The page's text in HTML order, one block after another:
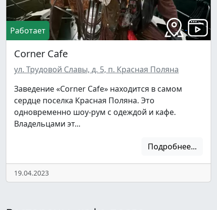
Работает
Corner Cafe
ул. Трудовой Славы, д. 5, п. Красная Поляна
Заведение «Corner Cafe» находится в самом
сердце поселка Красная Поляна. Это
одновременно шоу-рум с одеждой и кафе.
Владельцами эт...
Подробнее...
19.04.2023